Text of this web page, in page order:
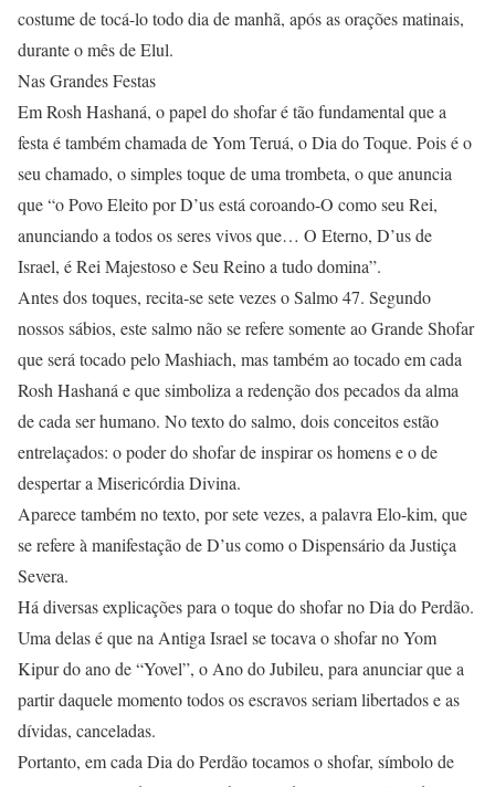
costume de tocá-lo todo dia de manhã, após as orações matinais,
durante o mês de Elul.
Nas Grandes Festas
Em Rosh Hashaná, o papel do shofar é tão fundamental que a
festa é também chamada de Yom Teruá, o Dia do Toque. Pois é o
seu chamado, o simples toque de uma trombeta, o que anuncia
que “o Povo Eleito por D’us está coroando-O como seu Rei,
anunciando a todos os seres vivos que… O Eterno, D’us de
Israel, é Rei Majestoso e Seu Reino a tudo domina”.
Antes dos toques, recita-se sete vezes o Salmo 47. Segundo
nossos sábios, este salmo não se refere somente ao Grande Shofar
que será tocado pelo Mashiach, mas também ao tocado em cada
Rosh Hashaná e que simboliza a redenção dos pecados da alma
de cada ser humano. No texto do salmo, dois conceitos estão
entrelaçados: o poder do shofar de inspirar os homens e o de
despertar a Misericórdia Divina.
Aparece também no texto, por sete vezes, a palavra Elo-kim, que
se refere à manifestação de D’us como o Dispensário da Justiça
Severa.
Há diversas explicações para o toque do shofar no Dia do Perdão.
Uma delas é que na Antiga Israel se tocava o shofar no Yom
Kipur do ano de “Yovel”, o Ano do Jubileu, para anunciar que a
partir daquele momento todos os escravos seriam libertados e as
dívidas, canceladas.
Portanto, em cada Dia do Perdão tocamos o shofar, símbolo de